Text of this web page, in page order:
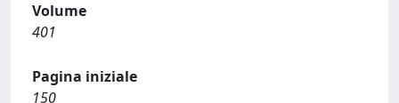
Volume
401
Pagina iniziale
150